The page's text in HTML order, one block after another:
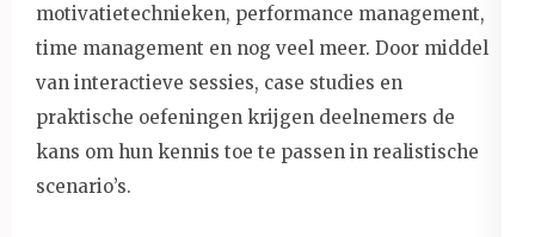
motivatietechnieken, performance management,
time management en nog veel meer. Door middel
van interactieve sessies, case studies en
praktische oefeningen krijgen deelnemers de
kans om hun kennis toe te passen in realistische
scenario’s.